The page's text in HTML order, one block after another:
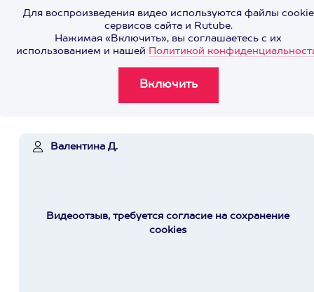
Для воспроизведения видео используются файлы cookie
сервисов сайта и Rutube.
Нажимая «Включить», вы соглашаетесь с их
использованием и нашей Политикой
Валентина Д.
Видеоотзыв, требуется согласие на сохранение
cookies